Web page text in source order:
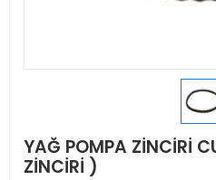
YAĞ POMPA ZİNCİRİ
ZİNCİRİ )